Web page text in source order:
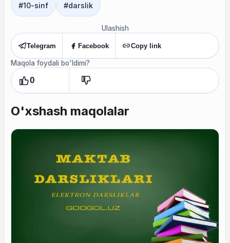
#10-sinf #darslik
Ulashish
Telegram Facebook Copy link
Maqola foydali bo'ldimi?
0
O'xshash maqolalar